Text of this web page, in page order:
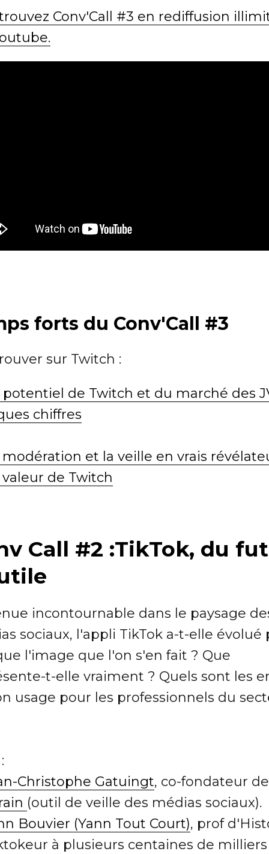
Conv'Call #3 en rediffusion
forts du Conv'Call #3
sur Twitch :
potentiel de Twitch et du marché des
chiffres
modération et la veille en vrais
de Twitch
Call #2 :TikTok, du
incontournable dans le paysage
sociaux, l'appli TikTok a-t-elle évolué
l'image que l'on s'en fait ? Que
t-elle vraiment ? Quels sont les
usage pour les professionnels du
Christophe Gatuingt, co-fondateur de
(outil de veille des médias sociaux).
Bouvier (Yann Tout Court), prof
à plusieurs centaines de milliers